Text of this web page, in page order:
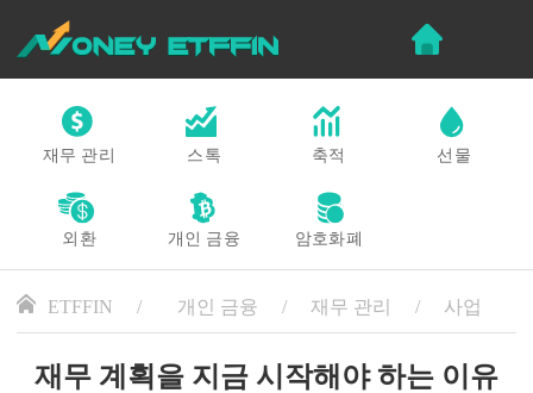
재무 관리 스톡 축적 선물
외환 개인 금융 암호화폐
ETFFIN 개인 금융 재무 관리 사업
재무 계획을 지금 시작해야 하는 이유